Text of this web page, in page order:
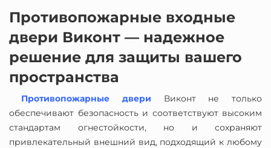
Противопожарные входные
двери Виконт — надежное
решение для защиты вашего
пространства
Противопожарные двери Виконт не только
обеспечивают безопасность и соответствуют высоким
стандартам огнестойкости, но и сохраняют
привлекательный внешний вид, подходящий к любому